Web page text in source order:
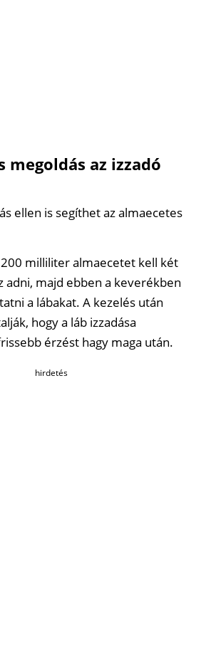
megoldás az izzadó
ellen is segíthet az almaecetes
milliliter almaecetet kell két
adni, majd ebben a keverékben
a lábakat. A kezelés után
hogy a láb izzadása
érzést hagy maga után.
hirdetés